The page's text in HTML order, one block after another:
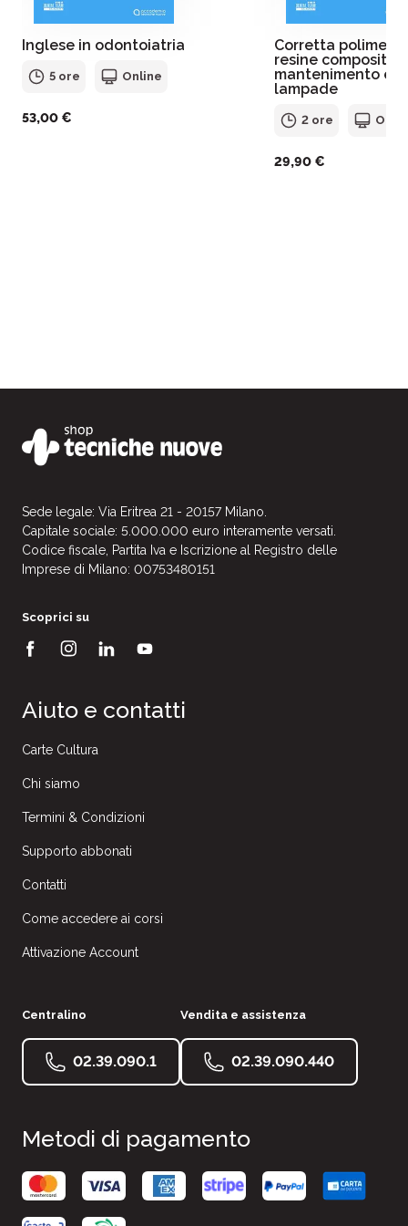
Inglese in odontoiatria
5 ore Online
53,00 €
Corretta
resine composite e
mantenimento
lampade
2 ore
29,90 €
Sede legale: Via Eritrea 21 - 20157 Milano.
Capitale sociale: 5.000.000 euro interamente versati.
Codice fiscale, Partita Iva e Iscrizione al Registro delle
Imprese di Milano: 00753480151
Scoprici su
Aiuto e contatti
Carte Cultura
Chi siamo
Termini & Condizioni
Supporto abbonati
Contatti
Come accedere ai corsi
Attivazione Account
Centralino
02.39.090.1
Vendita e assistenza
02.39.090.440
Metodi di pagamento